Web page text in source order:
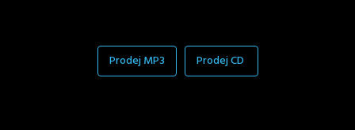
Prodej MP3 Prodej CD